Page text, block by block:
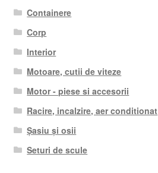
Containere
Corp
Interior
Motoare, cutii de viteze
Motor - piese si accesorii
Racire, incalzire, aer conditionat
Șasiu și osii
Seturi de scule